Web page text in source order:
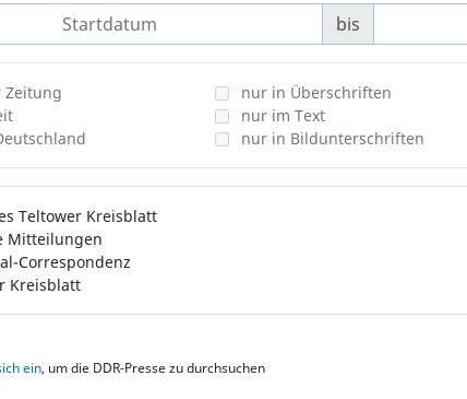
bis
Zeitung
nur in Überschriften
nur im Text
nur in Bildunterschriften
Teltower Kreisblatt
Mitteilungen
Correspondenz
Kreisblatt
ein, um die DDR-Presse zu durchsuchen